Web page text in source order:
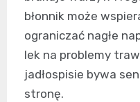
błonnik może
ograniczać nagłe
lek na problemy
jadłospisie bywa
stronę.